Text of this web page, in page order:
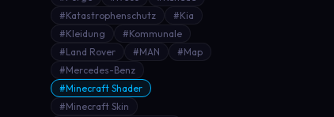
#Katastrophenschutz
#Kia
#Kleidung
#Kommunale
#Land Rover
#MAN
#Map
#Mercedes-Benz
#Minecraft Shader
#Minecraft Skin